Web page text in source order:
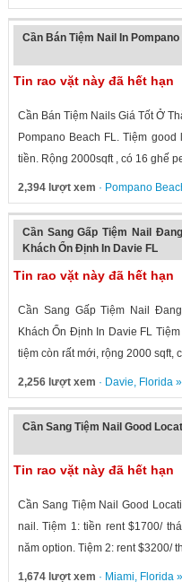
Cần Bán Tiệm Nail In
Tin rao vặt này đã hết hạn
Cần Bán Tiệm Nails Giá Tốt Ở
Pompano Beach FL. Tiệm
tiền. Rộng 2000sqft , có 16 ghế
2,394 lượt xem · Pompano
Cần Sang Gấp Tiệm Nail
Khách Ổn Định In Davie FL
Tin rao vặt này đã hết hạn
Cần Sang Gấp Tiệm Nail
Khách Ổn Định In Davie FL
tiệm còn rất mới, rộng 2000 sqft,
2,256 lượt xem · Davie, Florida»
Cần Sang Tiệm Nail Good
Tin rao vặt này đã hết hạn
Cần Sang Tiệm Nail Good
nail. Tiệm 1: tiền rent $1700/
năm option. Tiệm 2: rent $3200/
1,674 lượt xem · Miami, Florida»